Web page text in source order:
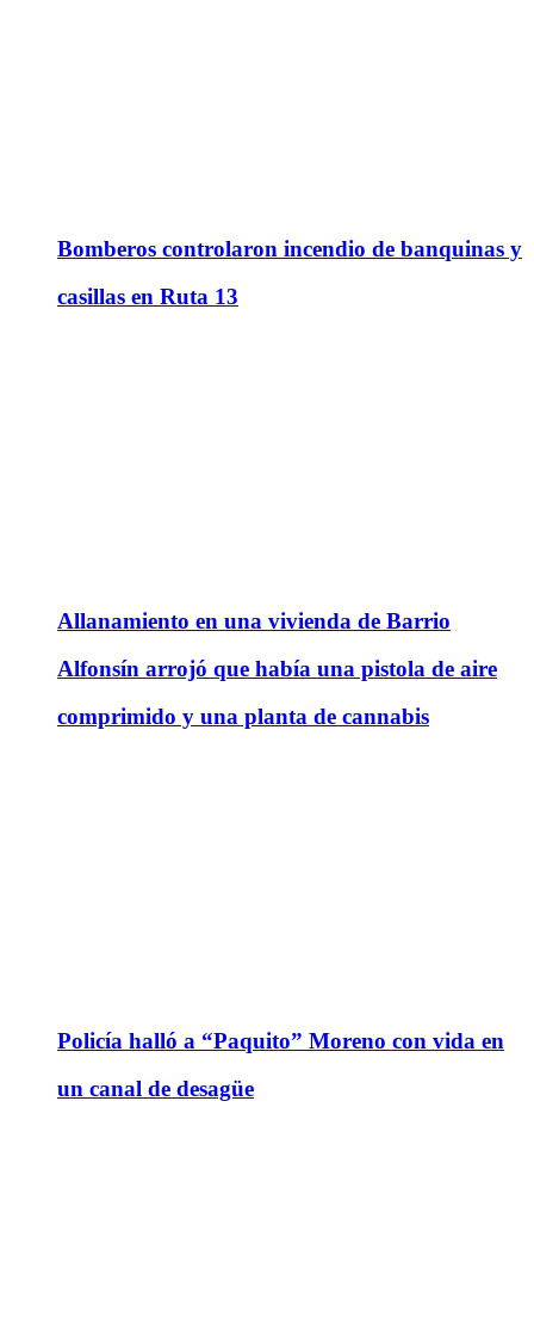
Bomberos controlaron incendio de banquinas y
casillas en Ruta 13
Allanamiento en una vivienda de Barrio
Alfonsín arrojó que había una pistola de aire
comprimido y una planta de cannabis
Policía halló a “Paquito” Moreno con vida en
un canal de desagüe